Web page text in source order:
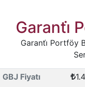
Garanti̇
Garanti̇ Portföy
GBJ Fiyatı